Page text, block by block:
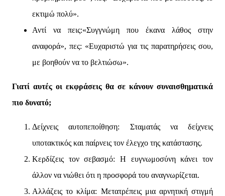
εκτιμώ πολύ».
Αντί να πεις:«Συγγνώμη που έκανα λάθος στην
αναφορά», πες: «Ευχαριστώ για τις παρατηρήσεις σου,
με βοηθούν να το βελτιώσω».
Γιατί αυτές οι εκφράσεις θα σε κάνουν συναισθηματικά
πιο δυνατό;
Δείχνεις αυτοπεποίθηση: Σταματάς να δείχνεις
υποτακτικός και παίρνεις τον έλεγχο της κατάστασης.
Κερδίζεις τον σεβασμό: Η ευγνωμοσύνη κάνει τον
άλλον να νιώθει ότι η προσφορά του αναγνωρίζεται.
Αλλάζεις το κλίμα: Μετατρέπεις μια αρνητική στιγμή